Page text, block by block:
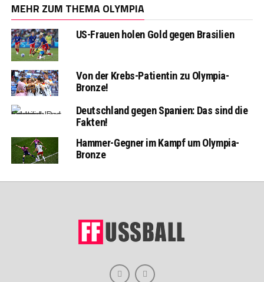
MEHR ZUM THEMA OLYMPIA
US-Frauen holen Gold gegen Brasilien
Von der Krebs-Patientin zu Olympia-
Bronze!
Deutschland gegen Spanien: Das sind die
Fakten!
Hammer-Gegner im Kampf um Olympia-
Bronze